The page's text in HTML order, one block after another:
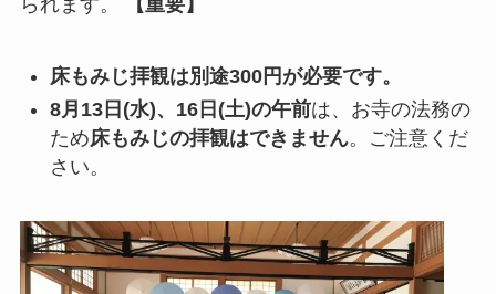
床もみじ拝観は別途300円が必要です。
8月13日(水)、16日(土)の午前は、お寺の法務の
ため床もみじの拝観はできません。ご注意くだ
さい。